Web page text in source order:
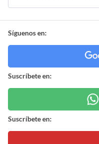
Síguenos en:
Suscríbete en:
Suscríbete en: